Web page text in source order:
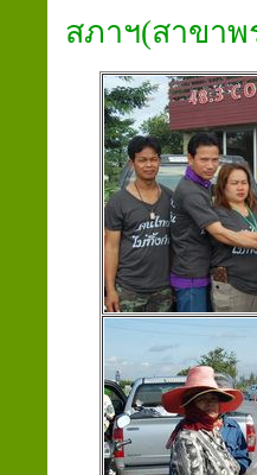
สภาฯ(สาขาพ